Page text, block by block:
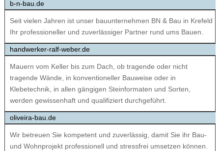
b-n-bau.de
Seit vielen Jahren ist unser bauunternehmen BN & Bau in Krefeld
Ihr professioneller und zuverlässiger Partner rund ums Bauen.
handwerker-ralf-weber.de
Mauern vom Keller bis zum Dach, ob tragende oder nicht
tragende Wände, in konventioneller Bauweise oder in
Klebetechnik, in allen gängigen Steinformaten und Sorten,
werden gewissenhaft und qualifiziert durchgeführt.
oliveira-bau.de
Wir betreuen Sie kompetent und zuverlässig, damit Sie ihr Bau-
und Wohnprojekt professionell und stressfrei umsetzen können.